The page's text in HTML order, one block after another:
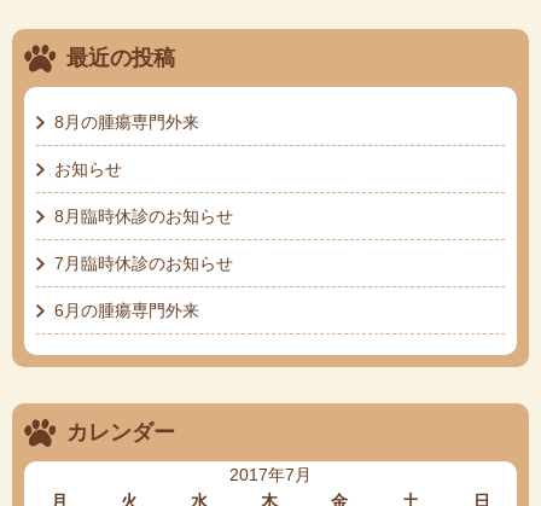
最近の投稿
8月の腫瘍専門外来
お知らせ
8月臨時休診のお知らせ
7月臨時休診のお知らせ
6月の腫瘍専門外来
カレンダー
2017年7月
月
火 水 木 金 土 日